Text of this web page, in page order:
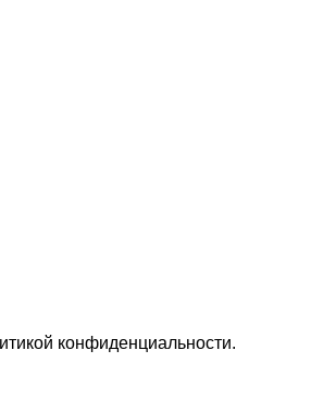
конфиденциальности.